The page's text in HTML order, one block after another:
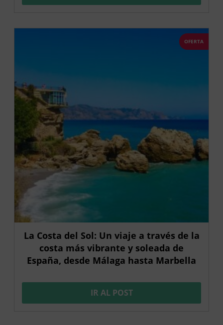
OFERTA
La Costa del Sol: Un viaje a través de la
costa más vibrante y soleada de
España, desde Málaga hasta Marbella
IR AL POST